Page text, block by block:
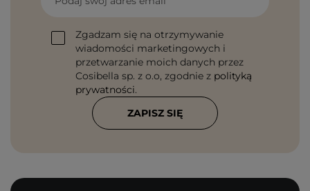
Zgadzam się na otrzymywanie
wiadomości marketingowych i
przetwarzanie moich danych przez
Cosibella sp. z o.o, zgodnie z polityką
prywatności.
ZAPISZ SIĘ